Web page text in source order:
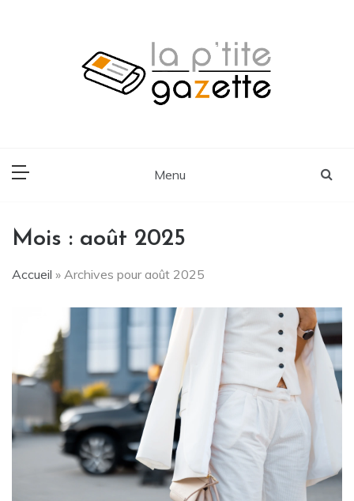
Menu
Mois : août 2025
Accueil » Archives pour août 2025